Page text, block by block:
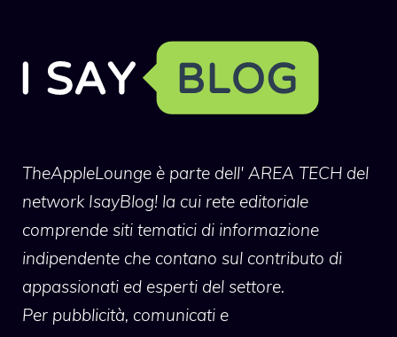
TheAppleLounge è parte dell' AREA TECH del
network IsayBlog! la cui rete editoriale
comprende siti tematici di informazione
indipendente che contano sul contributo di
appassionati ed esperti del settore.
Per pubblicità, comunicati e